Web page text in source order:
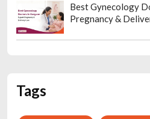
Best Gynecology
Pregnancy &
Tags